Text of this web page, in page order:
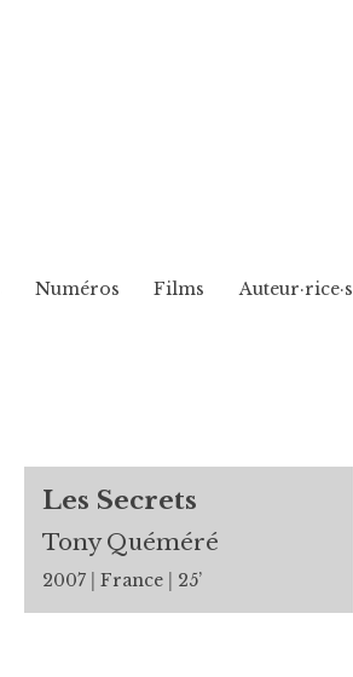
Numéros Films Auteur·rice·s
Les Secrets
Tony Quéméré
2007 France 25’